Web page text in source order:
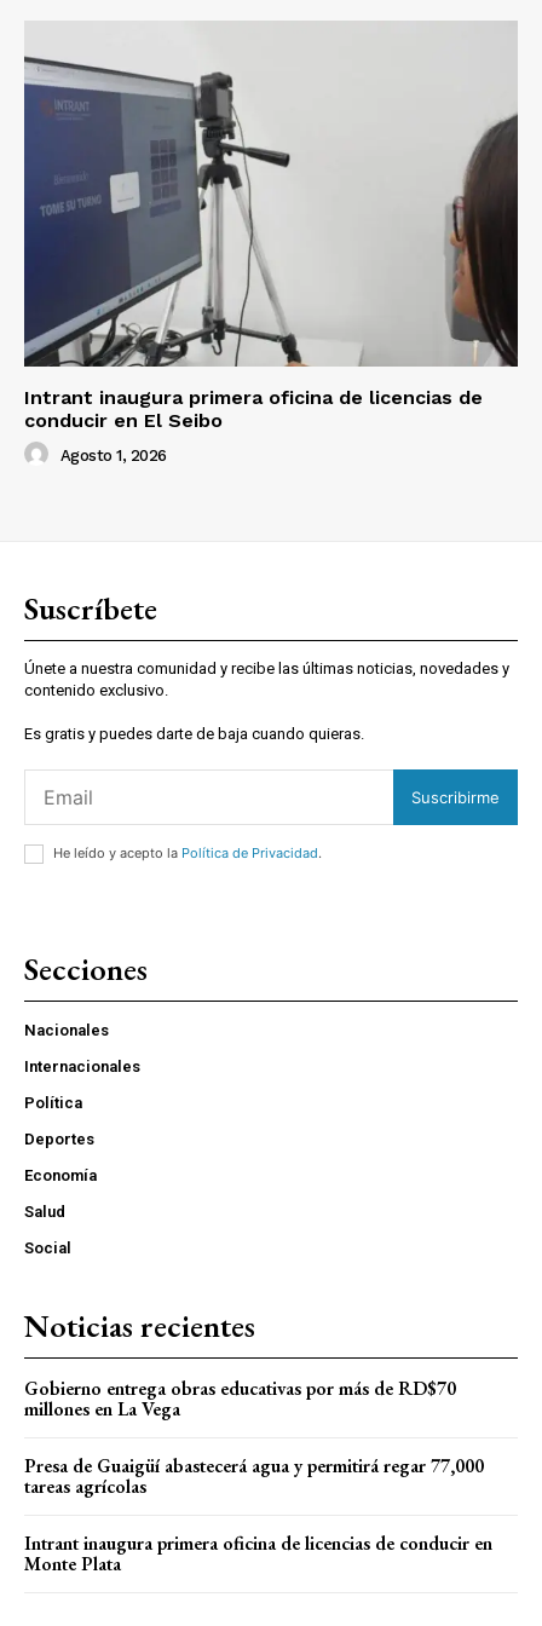
Intrant inaugura primera oficina de licencias de
conducir en El Seibo
Agosto 1, 2026
Suscríbete
Únete a nuestra comunidad y recibe las últimas noticias, novedades y
contenido exclusivo.
Es gratis y puedes darte de baja cuando quieras.
Suscribirme
He leído y acepto la Política de Privacidad.
Secciones
Nacionales
Internacionales
Política
Deportes
Economía
Salud
Social
Noticias recientes
Gobierno entrega obras educativas por más de RD$70
millones en La Vega
Presa de Guaigüí abastecerá agua y permitirá regar 77,000
tareas agrícolas
Intrant inaugura primera oficina de licencias de conducir en
Monte Plata